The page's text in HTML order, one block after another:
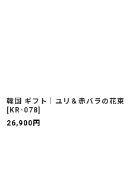
韓国 ギフト｜ユリ＆赤バラの花束
[ KR-078]
26,900 円